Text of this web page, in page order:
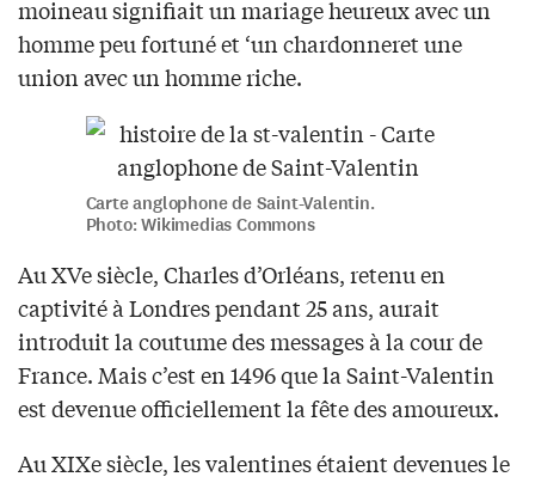
moineau signifiait un mariage heureux avec un
homme peu fortuné et ‘un chardonneret une
union avec un homme riche.
Carte anglophone de Saint-Valentin.
Photo: Wikimedias Commons
Au XVe siècle, Charles d’Orléans, retenu en
captivité à Londres pendant 25 ans, aurait
introduit la coutume des messages à la cour de
France. Mais c’est en 1496 que la Saint-Valentin
est devenue officiellement la fête des amoureux.
Au XIXe siècle, les valentines étaient devenues le